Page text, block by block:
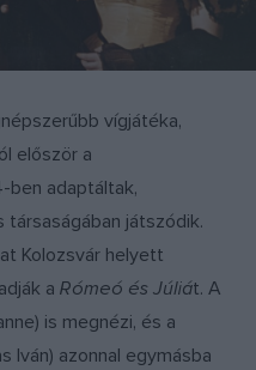
vígjátéka,
először a
ben adaptáltak,
társaságában játszódik.
Kolozsvár helyett
a Rómeó és Júliát. A
is megnézi, és a
Iván) azonnal egymásba